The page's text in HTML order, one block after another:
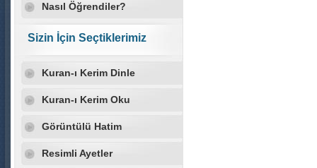
Nasıl Öğrendiler?
Sizin İçin Seçtiklerimiz
Kuran-ı Kerim Dinle
Kuran-ı Kerim Oku
Görüntülü Hatim
Resimli Ayetler